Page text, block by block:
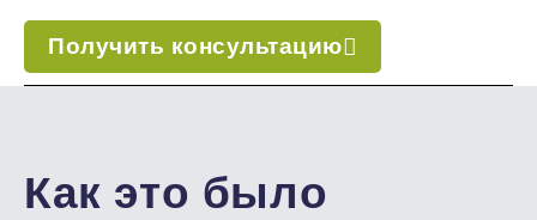
Получить консультацию
Как это было